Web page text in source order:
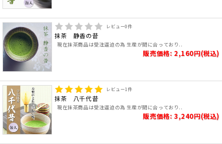
レビュー0件
抹茶 静香の昔
現在抹茶商品は受注逼迫の為 生産が間に合っており..
販売価格: 2,160円(税込)
レビュー1件
抹茶 八千代昔
現在抹茶商品は受注逼迫の為 生産が間に合っており..
販売価格: 3,240円(税込)